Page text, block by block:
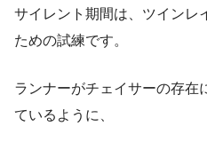
サイレント期間は、ツインレ
ための試練です。
ランナーがチェイサーの存在
ているように、